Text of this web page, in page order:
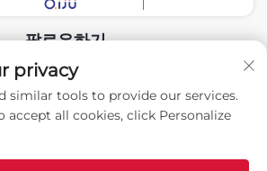
팔로우하기
둥 전시회장 지능형 장비 유한회사. 모든 권리
유. -개인정보 처리방침
privacy
similar tools to provide our services.
accept all cookies, click Personalize